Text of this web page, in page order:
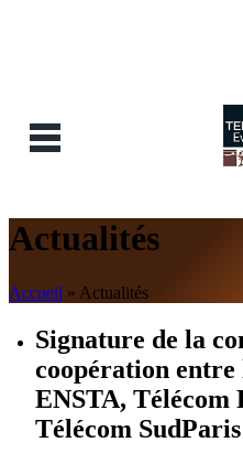
Actualités
Accueil » Actualités
Signature de la
coopération entre
ENSTA, Télécom
Télécom SudParis